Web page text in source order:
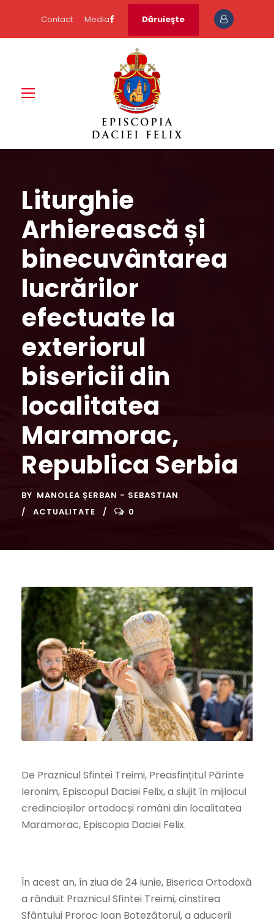
Contact Media Dăruieşte
Liturghie
Arhierească și
binecuvântarea
lucrărilor
efectuate la
exteriorul
bisericii din
localitatea
Maramorac,
Republica Serbia
BY MANOLEA ȘERBAN - SEBASTIAN
ACTUALITATE
0
De Praznicul Sfintei Treimi, Preasfințitul Părinte
Ieronim, Episcopul Daciei Felix, a slujit în mijlocul
credincioșilor ortodocși români din localitatea
Maramorac, Episcopia Daciei Felix.
În acest an, în ziua de 24 iunie, Biserica Ortodoxă
a rânduit Praznicul Sfintei Treimi, cinstirea
Sfântului Proroc Ioan Botezătorul, a aducerii